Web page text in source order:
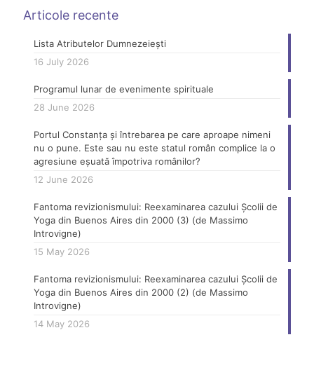
Articole recente
Lista Atributelor Dumnezeiești
16 July 2026
Programul lunar de evenimente spirituale
28 June 2026
Portul Constanța și întrebarea pe care aproape nimeni
nu o pune. Este sau nu este statul român complice la o
agresiune eșuată împotriva românilor?
12 June 2026
Fantoma revizionismului: Reexaminarea cazului Școlii de
Yoga din Buenos Aires din 2000 (3) (de Massimo
Introvigne)
15 May 2026
Fantoma revizionismului: Reexaminarea cazului Școlii de
Yoga din Buenos Aires din 2000 (2) (de Massimo
Introvigne)
14 May 2026